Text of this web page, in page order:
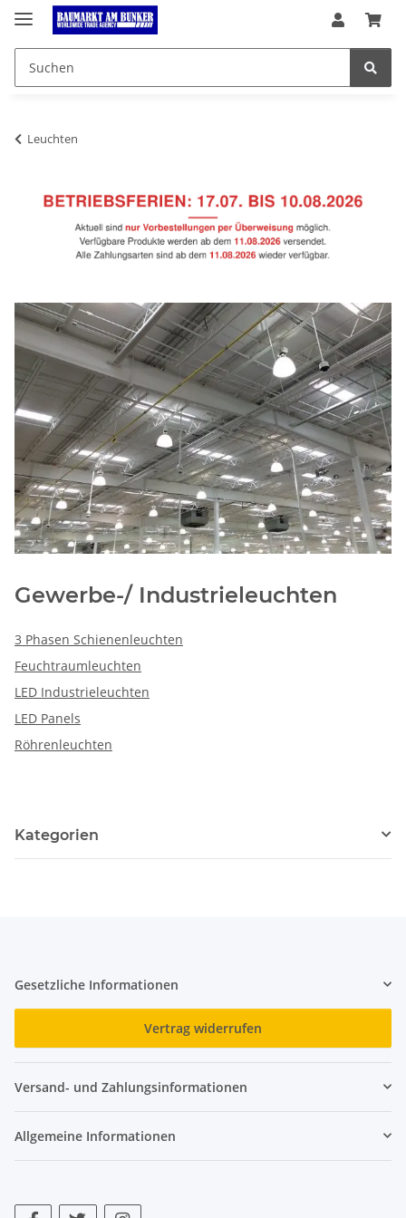
Leuchten
Gewerbe-/ Industrieleuchten
3 Phasen Schienenleuchten
Feuchtraumleuchten
LED Industrieleuchten
LED Panels
Röhrenleuchten
Kategorien
Gesetzliche Informationen
Vertrag widerrufen
Versand- und Zahlungsinformationen
Allgemeine Informationen